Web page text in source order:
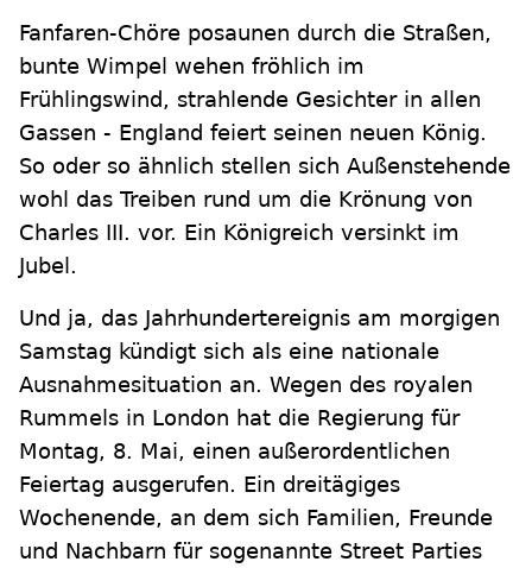
Fanfaren-Chöre posaunen durch die Straßen,
bunte Wimpel wehen fröhlich im
Frühlingswind, strahlende Gesichter in allen
Gassen - England feiert seinen neuen König.
So oder so ähnlich stellen sich Außenstehende
wohl das Treiben rund um die Krönung von
Charles III. vor. Ein Königreich versinkt im
Jubel.
Und ja, das Jahrhundertereignis am morgigen
Samstag kündigt sich als eine nationale
Ausnahmesituation an. Wegen des royalen
Rummels in London hat die Regierung für
Montag, 8. Mai, einen außerordentlichen
Feiertag ausgerufen. Ein dreitägiges
Wochenende, an dem sich Familien, Freunde
und Nachbarn für sogenannte Street Parties